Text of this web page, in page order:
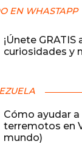
EN WHASTAPP
¡Únete
curiosidades y
Cómo ayudar
terremotos en
mundo)